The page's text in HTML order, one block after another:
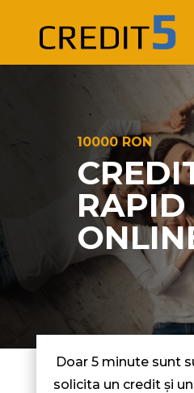
10000 RON
RAPID
Doar 5 minute sunt
solicita un credit și